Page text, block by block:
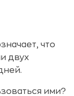
что
двух
ими?